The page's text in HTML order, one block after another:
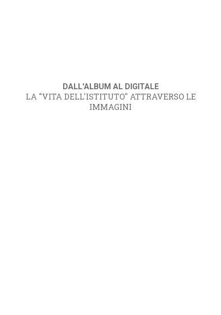
DALL'ALBUM AL DIGITALE
LA "VITA DELL'ISTITUTO" ATTRAVERSO LE
IMMAGINI